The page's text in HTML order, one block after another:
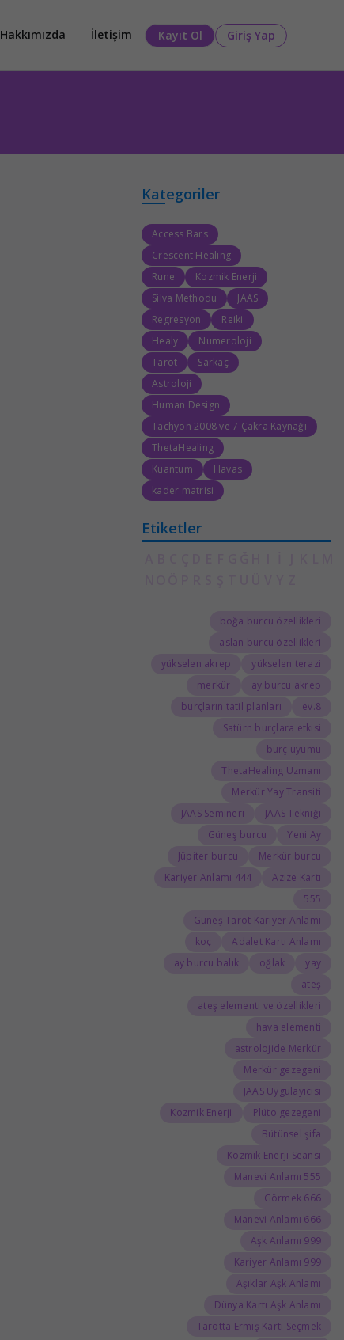
Hakkımızda İletişim Kayıt Ol Giriş Yap
Kategoriler
Access Bars
Crescent Healing
Rune
Kozmik Enerji
Silva Methodu
JAAS
Regresyon
Reiki
Healy
Numeroloji
Tarot
Sarkaç
Astroloji
Human Design
Tachyon 2008 ve 7 Çakra Kaynağı
ThetaHealing
Kuantum
Havas
kader matrisi
Etiketler
boğa burcu özellikleri
aslan burcu özellikleri
yükselen terazi
yükselen akrep
ay burcu akrep
merkür
8.ev
burçların tatil planları
Satürn burçlara etkisi
burç uyumu
ThetaHealing Uzmanı
Merkür Yay Transiti
JAAS Tekniği
JAAS Semineri
Yeni Ay
Güneş burcu
Merkür burcu
Jüpiter burcu
Azize Kartı
444 Kariyer Anlamı
555
Güneş Tarot Kariyer Anlamı
Adalet Kartı Anlamı
koç
yay
oğlak
ay burcu balık
ateş
ateş elementi ve özellikleri
hava elementi
astrolojide Merkür
Merkür gezegeni
JAAS Uygulayıcısı
Plüto gezegeni
Kozmik Enerji
Bütünsel şifa
Kozmik Enerji Seansı
555 Manevi Anlamı
666 Görmek
666 Manevi Anlamı
999 Aşk Anlamı
999 Kariyer Anlamı
Aşıklar Aşk Anlamı
Dünya Kartı Aşk Anlamı
Tarotta Ermiş Kartı Seçmek